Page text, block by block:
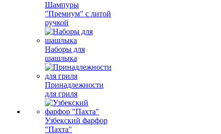
Шампуры
"Премиум" с литой
ручкой
Наборы для
шашлыка
Принадлежности
для гриля
Узбекский фарфор
"Пахта"